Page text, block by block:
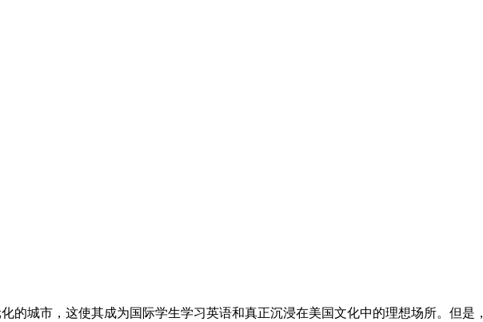
的城市，这使其成为国际学生学习英语和真正沉浸在美国文化中的理想场所。但是，